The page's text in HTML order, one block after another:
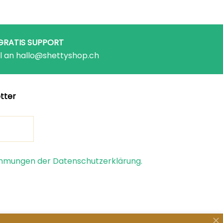
SUPPORT
an hallo@shettyshop.ch
der Datenschutzerklärung.